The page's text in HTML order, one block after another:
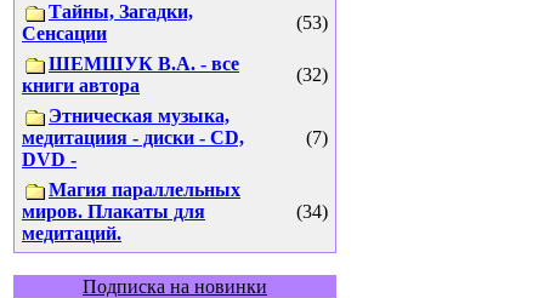
Тайны, Загадки,
Сенсации
(53)
ШЕМШУК В.А. - все
книги автора
(32)
Этническая музыка,
медитациия - диски - CD,
DVD -
(7)
Магия параллельных
миров. Плакаты для
медитаций.
(34)
Подписка на новинки